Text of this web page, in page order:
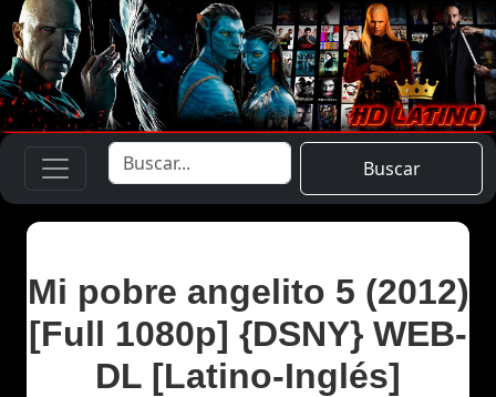
Buscar
Mi pobre angelito 5 (2012)
[Full 1080p] {DSNY} WEB-
DL [Latino-Inglés]